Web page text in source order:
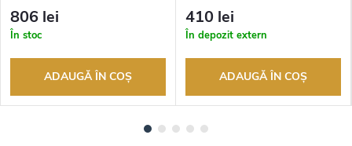
returnarea bunurilor. Vânzător
autorizat
806 lei
În stoc
ADAUGĂ ÎN COŞ
returnarea bunurilor. Vânzător
autorizat
410 lei
În depozit extern
ADAUGĂ ÎN COŞ